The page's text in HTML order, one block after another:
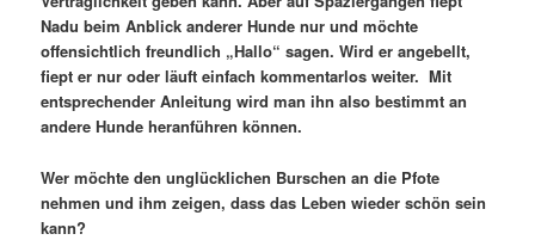
Nadu beim Anblick anderer Hunde nur und möchte
offensichtlich freundlich „Hallo“ sagen. Wird er angebellt,
fiept er nur oder läuft einfach kommentarlos weiter. Mit
entsprechender Anleitung wird man ihn also bestimmt an
andere Hunde heranführen können.
Wer möchte den unglücklichen Burschen an die Pfote
nehmen und ihm zeigen, dass das Leben wieder schön sein
kann?